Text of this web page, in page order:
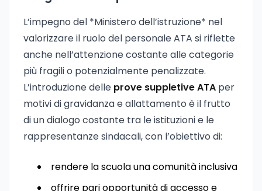
L’impegno del *Ministero dell’istruzione* nel
valorizzare il ruolo del personale ATA si riflette
anche nell’attenzione costante alle categorie
più fragili o potenzialmente penalizzate.
L’introduzione delle prove suppletive ATA per
motivi di gravidanza e allattamento è il frutto
di un dialogo costante tra le istituzioni e le
rappresentanze sindacali, con l’obiettivo di:
rendere la scuola una comunità inclusiva
offrire pari opportunità di accesso e